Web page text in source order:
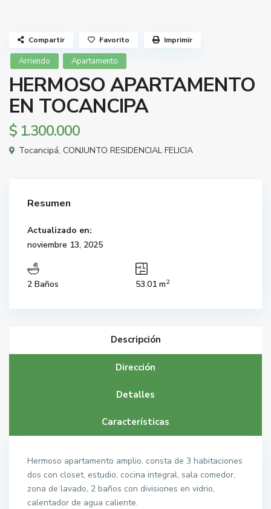
Arriendo Apartamento
HERMOSO APARTAMENTO
EN TOCANCIPA
$ 1.300.000
Tocancipá, CONJUNTO RESIDENCIAL FELICIA
Compartir Favorito Imprimir
Resumen
Actualizado en:
noviembre 13, 2025
2 Baños 53.01 m2
Descripción
Dirección
Detalles
Características
Hermoso apartamento amplio, consta de 3 habitaciones
dos con closet, estudio, cocina integral, sala comedor,
zona de lavado, 2 baños con divisiones en vidrio,
calentador de agua caliente.